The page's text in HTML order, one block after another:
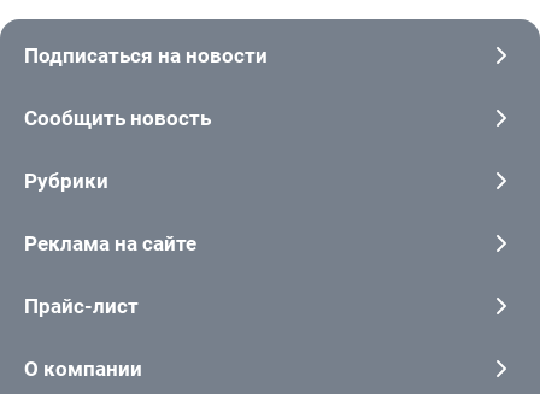
Подписаться на новости
Сообщить новость
Рубрики
Реклама на сайте
Прайс-лист
О компании